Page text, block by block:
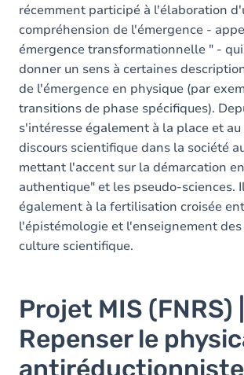
récemment participé à l'élaboration
compréhension de l'émergence -
émergence transformationnelle " -
donner un sens à certaines
de l'émergence en physique (par
transitions de phase spécifiques).
s'intéresse également à la place et au
discours scientifique dans la société
mettant l'accent sur la démarcation
authentique" et les pseudo-sciences.
également à la fertilisation croisée
l'épistémologie et l'enseignement
culture scientifique.
Projet MIS (FNRS) |
Repenser le